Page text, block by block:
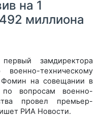
на 1
миллиона
замдиректора
техническому
Фомин на совещании в
вопросам военно-
провел премьер-
РИА Новости.